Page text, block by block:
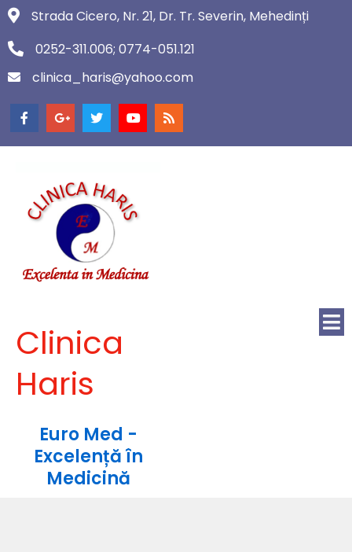
Strada Cicero, Nr. 21, Dr. Tr. Severin, Mehedinți
0252-311.006; 0774-051.121
clinica_haris@yahoo.com
Clinica
Haris
Euro Med -
Excelență în
Medicină